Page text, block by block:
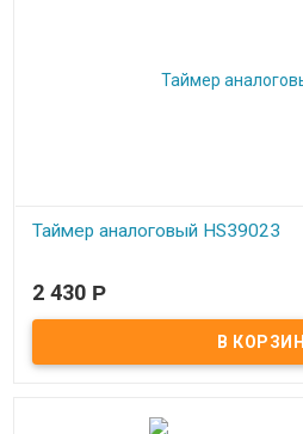
Таймер аналоговый HS39023
2 430 Р